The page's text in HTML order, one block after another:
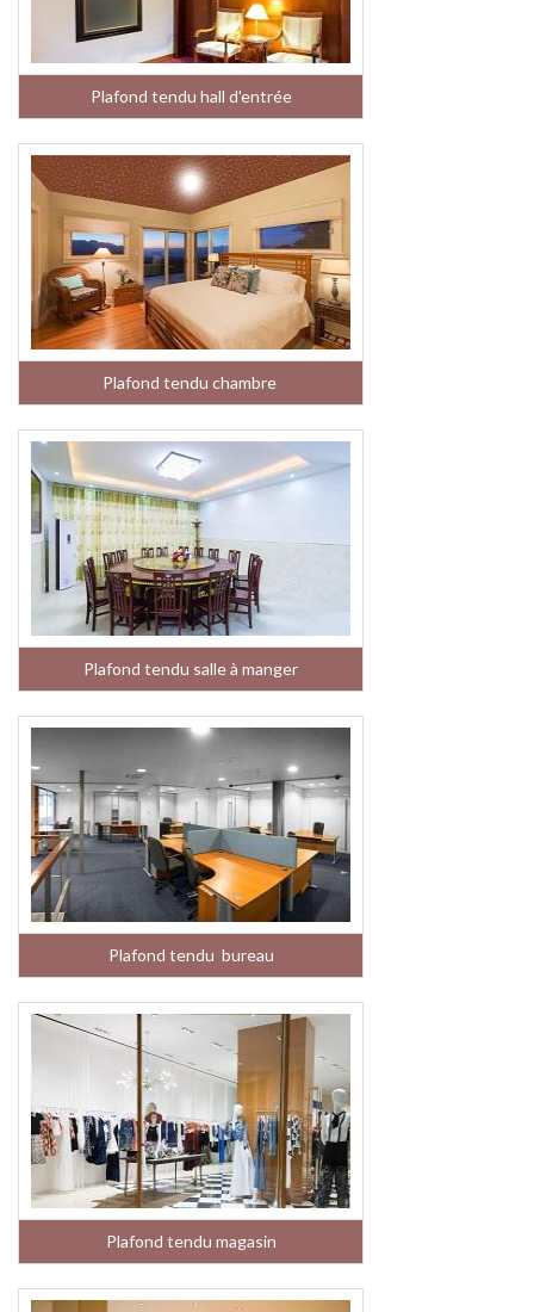
Plafond tendu hall d'entrée
Plafond tendu chambre
Plafond tendu salle à manger
Plafond tendu bureau
Plafond tendu magasin